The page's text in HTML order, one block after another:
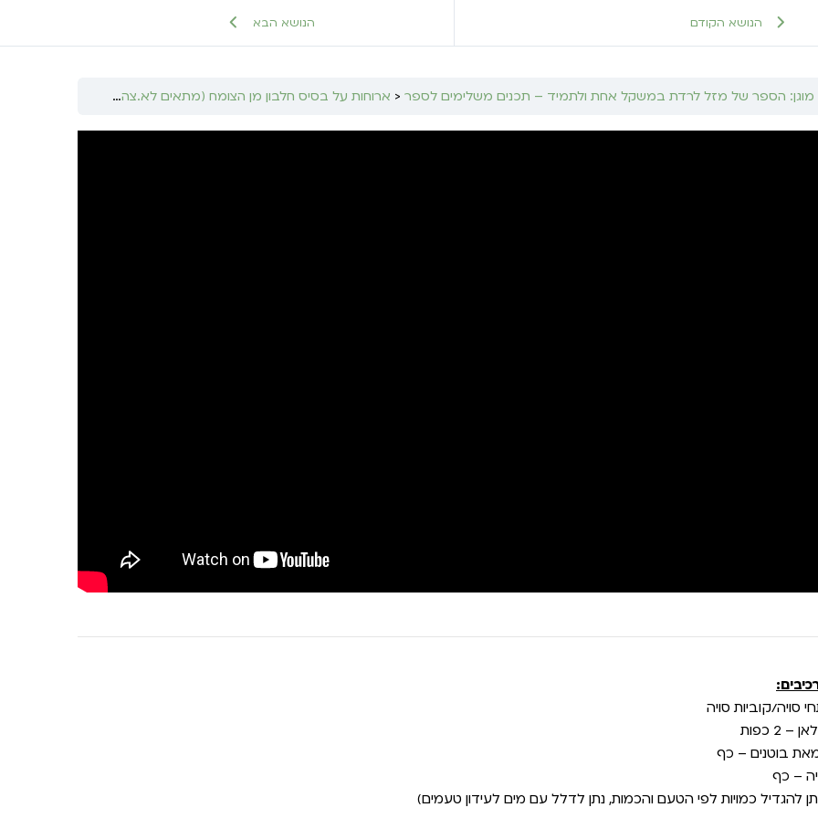
הנושא הקודם הנושא הבא
מוגן: הספר של מזל לרדת במשקל אחת ולתמיד – תכנים משלימים לספר ארוחות על בסיס חלבון מן הצומח (מתאים לא.צהרים וא.ערב)
סויה/קוביות סויה
– 2 כפות
בוטנים – כף
– כף
להגדיל כמויות לפי הטעם והכמות, נתן לדלל עם מים לעידון טעמים)